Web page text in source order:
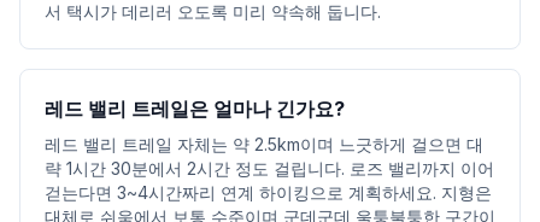
서 택시가 데리러 오도록 미리 약속해 둡니다.
레드 밸리 트레일은 얼마나 긴가요?
레드 밸리 트레일 자체는 약 2.5km이며 느긋하게 걸으면 대
략 1시간 30분에서 2시간 정도 걸립니다. 로즈 밸리까지 이어
걷는다면 3~4시간짜리 연계 하이킹으로 계획하세요. 지형은
대체로 쉬움에서 보통 수준이며 군데군데 울퉁불퉁한 구간이